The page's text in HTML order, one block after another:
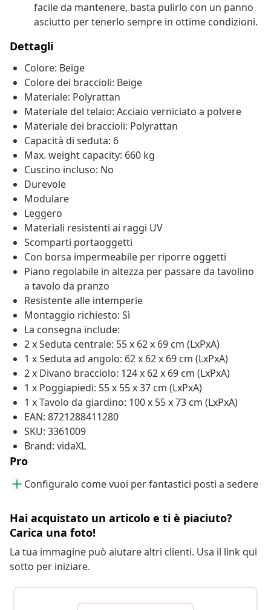
facile da mantenere, basta pulirlo con un panno
asciutto per tenerlo sempre in ottime condizioni.
Dettagli
Colore: Beige
Colore dei braccioli: Beige
Materiale: Polyrattan
Materiale del telaio: Acciaio verniciato a polvere
Materiale dei braccioli: Polyrattan
Capacità di seduta: 6
Max. weight capacity: 660 kg
Cuscino incluso: No
Durevole
Modulare
Leggero
Materiali resistenti ai raggi UV
Scomparti portaoggetti
Con borsa impermeabile per riporre oggetti
Piano regolabile in altezza per passare da tavolino
a tavolo da pranzo
Resistente alle intemperie
Montaggio richiesto: Sì
La consegna include:
2 x Seduta centrale: 55 x 62 x 69 cm (LxPxA)
1 x Seduta ad angolo: 62 x 62 x 69 cm (LxPxA)
2 x Divano bracciolo: 124 x 62 x 69 cm (LxPxA)
1 x Poggiapiedi: 55 x 55 x 37 cm (LxPxA)
1 x Tavolo da giardino: 100 x 55 x 73 cm (LxPxA)
EAN: 8721288411280
SKU: 3361009
Brand: vidaXL
Pro
Configuralo come vuoi per fantastici posti a sedere
Hai acquistato un articolo e ti è piaciuto?
Carica una foto!
La tua immagine può aiutare altri clienti. Usa il link qui
sotto per iniziare.